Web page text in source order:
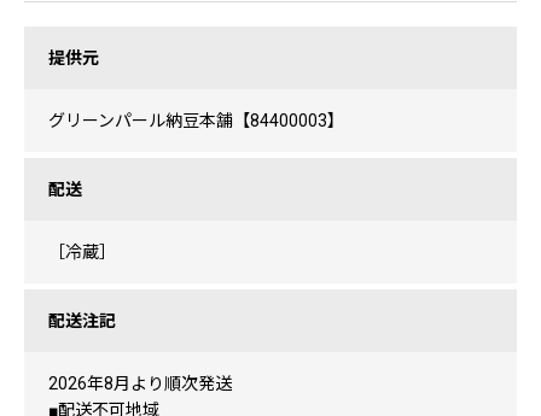
提供元
グリーンパール納豆本舗【84400003】
配送
［冷蔵］
配送注記
2026年8月より順次発送
■配送不可地域